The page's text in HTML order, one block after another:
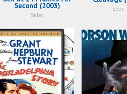
Second (2003)
Sebe
Sebe